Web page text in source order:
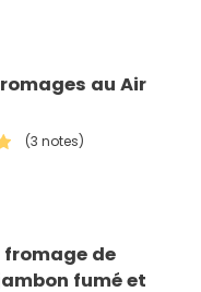
au Air
(3 notes)
fromage de
fumé et